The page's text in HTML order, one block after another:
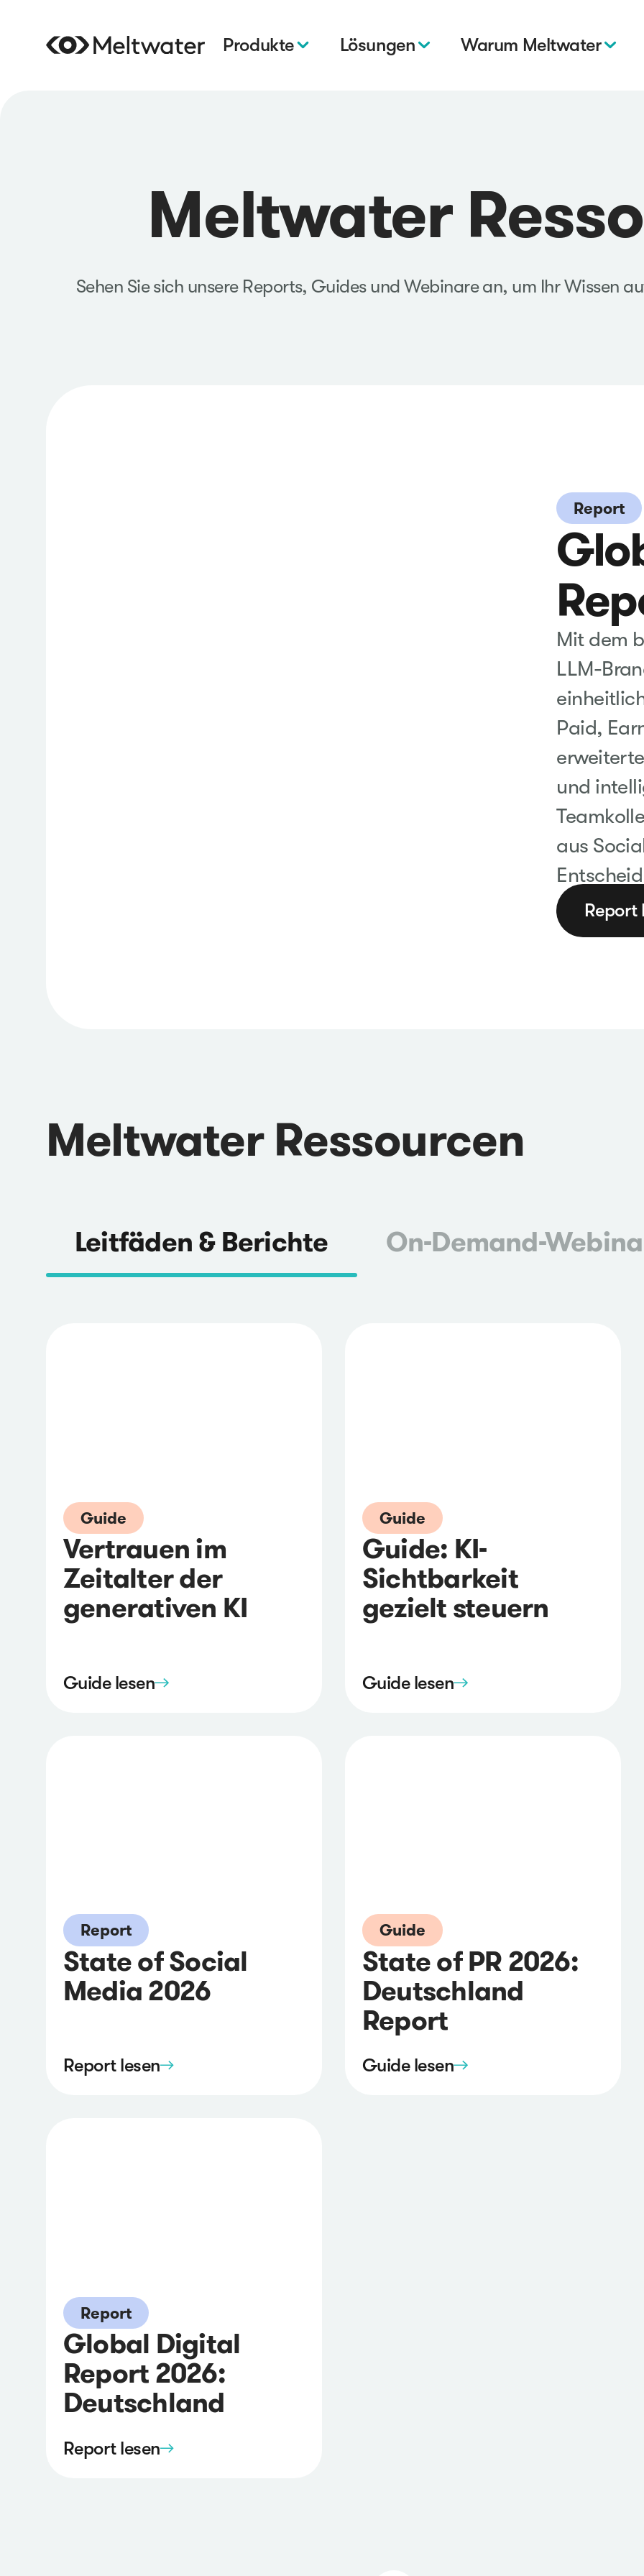
Produkte Lösungen Warum Meltwater
Meltwater
Sehen Sie sich unsere Reports, Guides und Webinare an, um Ihr Wissen
Report
Mit dem
LLM-
Paid,
und
aus
Report
Meltwater Ressourcen
Leitfäden & Berichte On-Demand-
Guide
Vertrauen im
Zeitalter der
generativen KI
Guide lesen
Guide
Guide: KI-
Sichtbarkeit
gezielt steuern
Guide lesen
Report
State of Social
Media 2026
Report lesen
Guide
State of PR 2026:
Deutschland
Report
Guide lesen
Report
Global Digital
Report 2026:
Deutschland
Report lesen